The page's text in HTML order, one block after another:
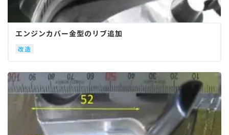
エンジンカバー金型のリブ追加
改造